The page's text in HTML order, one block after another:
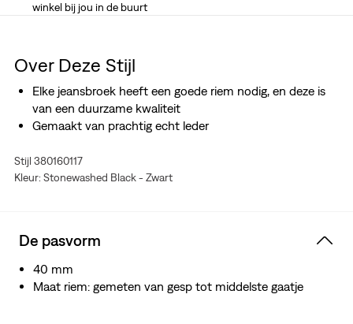
winkel bij jou in de buurt
Over Deze Stijl
Elke jeansbroek heeft een goede riem nodig, en deze is
van een duurzame kwaliteit
Gemaakt van prachtig echt leder
Stijl 380160117
Kleur: Stonewashed Black - Zwart
De pasvorm
40 mm
Maat riem: gemeten van gesp tot middelste gaatje